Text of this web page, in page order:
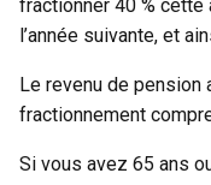
fractionner 40 % cette
l’année suivante, et
Le revenu de pension
fractionnement
Si vous avez 65 ans